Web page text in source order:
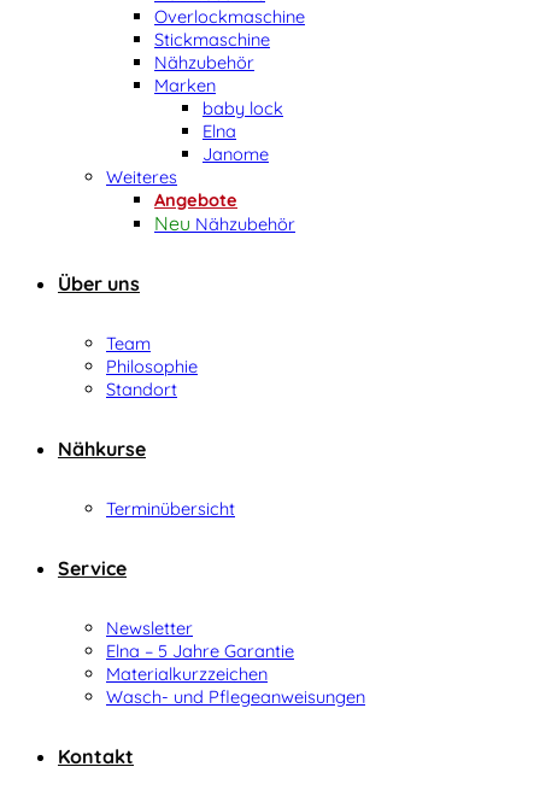
Overlockmaschine
Stickmaschine
Nähzubehör
Marken
baby lock
Elna
Janome
Weiteres
Angebote
Nähzubehör
Über uns
Team
Philosophie
Standort
Nähkurse
Terminübersicht
Service
Newsletter
Elna – 5 Jahre Garantie
Materialkurzzeichen
Wasch- und Pflegeanweisungen
Kontakt